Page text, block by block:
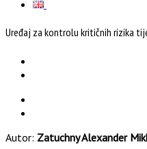
Uređaj za kontrolu kritičnih rizika
Autor: Zatuchny Alexander